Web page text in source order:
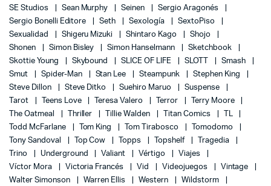
SE Studios
Sean Murphy Seinen
Sergio Aragonés
Sergio Bonelli Editore
Seth Sexología
SextoPiso
Sexualidad
Shigeru Mizuki Shintaro Kago
Shojo
Shonen
Simon Bisley Simon Hanselmann
Sketchbook
Skottie Young
Skybound SLICE OF LIFE SLOTT
Smash
Smut
Spider-Man Stan Lee Steampunk
Stephen King
Steve Dillon
Steve Ditko Suehiro Maruo
Suspense
Tarot
Teens Love Teresa Valero Terror
Terry Moore
The Oatmeal
Thriller Tillie Walden Titan Comics
TL
Todd McFarlane
Tom King Tom Tirabosco
Tomodomo
Tony Sandoval
Top Cow Topps Topshelf
Tragedia
Trino
Underground Valiant Vértigo
Viajes
Víctor Mora
Victoria Francés Vid Videojuegos
Vintage
Walter Simonson
Warren Ellis Western Wildstorm